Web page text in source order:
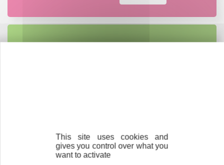
Créateurs
This site uses cookies and
gives you control over what you
want to activate